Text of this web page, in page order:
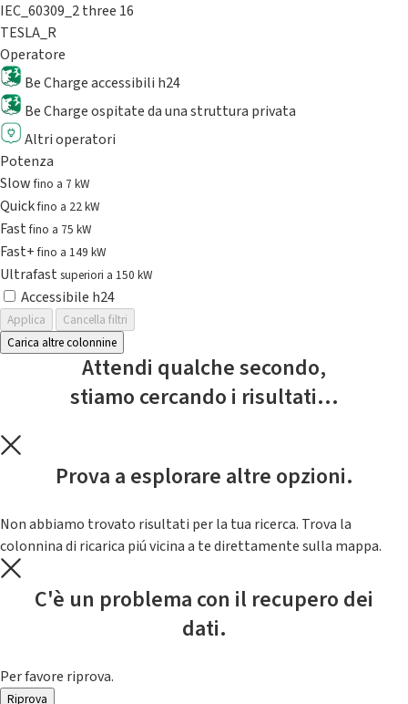
IEC_60309_2 three 16
TESLA_R
Operatore
Be Charge accessibili h24
Be Charge ospitate da una struttura privata
Altri operatori
Potenza
Slowfino a 7 kW
Quickfino a 22 kW
Fastfino a 75 kW
Fast+fino a 149 kW
Ultrafast superiori a 150 kW
Accessibile h24
Applica
Cancella filtri
Carica altre colonnine
Attendi qualche secondo,
stiamo cercando i risultati...
Prova a esplorare altre opzioni.
Non abbiamo trovato risultati per la tua ricerca. Trova la
colonnina di ricarica piú vicina a te direttamente sulla mappa.
C'è un problema con il recupero dei
dati.
Per favore riprova.
Riprova